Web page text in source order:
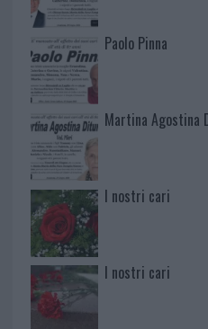
Paolo Pinna
Martina Agostina
I nostri cari
I nostri cari